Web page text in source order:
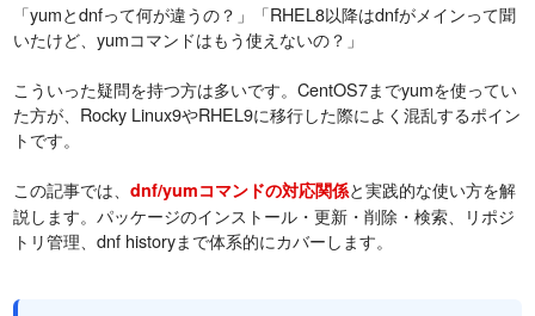
「yumとdnfって何が違うの？」「RHEL8以降はdnfがメインって聞
いたけど、yumコマンドはもう使えないの？」
こういった疑問を持つ方は多いです。CentOS7までyumを使ってい
た方が、Rocky Linux9やRHEL9に移行した際によく混乱するポイン
トです。
この記事では、dnf/yumコマンドの対応関係と実践的な使い方を解
説します。パッケージのインストール・更新・削除・検索、リポジ
トリ管理、dnf historyまで体系的にカバーします。